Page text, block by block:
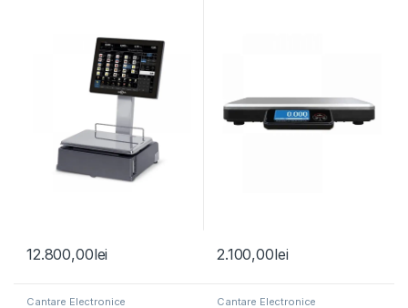
12.800,00lei 2.100,00lei
Cantare Electronice Cantare Electronice